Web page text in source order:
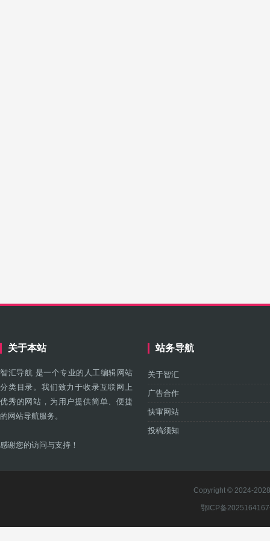
关于本站
智汇导航 是一个专业的人工编辑网站
分类目录。我们致力于收录互联网上
优秀的网站，为用户提供简单、便捷
的网站导航服务。
感谢您的访问与支持！
站务导航
关于智汇
广告合作
快审网站
投稿须知
Copyright © 2024-
鄂ICP备